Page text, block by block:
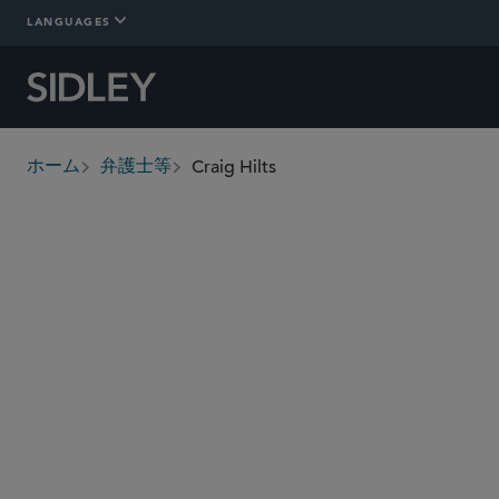
LANGUAGES
breadcrumbs
ホーム 弁護士等 Craig Hilts